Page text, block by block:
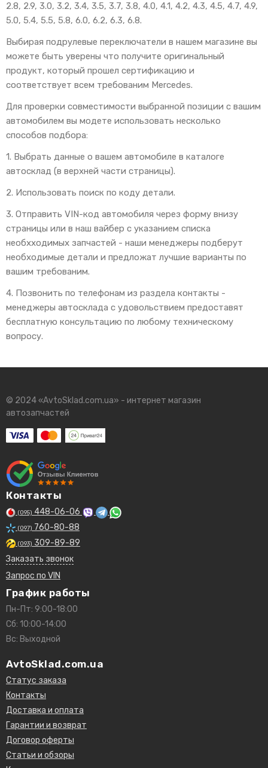
2.8, 2.9, 3.0, 3.2, 3.4, 3.5, 3.7, 3.8, 4.0, 4.1, 4.2, 4.3, 4.5, 4.7, 4.9,
5.0, 5.4, 5.5, 5.8, 6.0, 6.2, 6.3, 6.8.
Выбирая подрулевые переключатели в нашем магазине вы
можете быть уверены что получите оригинальный
продукт, который прошел сертификацию и
соответствует всем требованим Mercedes.
Для проверки совместимости выбранной позиции с вашим
автомобилем вы модете использовать несколько
способов подбора:
1. Выбрать данные о вашем автомобиле в каталоге
автосклад (в верхней части страницы).
2. Использовать поиск по коду детали.
3. Отправить VIN-код автомобиля через форму внизу
страницы или в наш вайбер с указанием списка
необхходимых запчастей - наши менеджеры подберут
необходимые детали и предложат лучшие варианты по
вашим требованим.
4. Позвонить по телефонам из раздела контакты -
менеджеры автосклада с удовольствием предоставят
бесплатную консультацию по любому техническому
вопросу.
© 2024 «AvtoSklad.com.ua» - интернет магазин
автозапчастей
Контакты
(095) 448-06-06
(097) 760-80-88
(093) 309-89-89
Заказать звонок
Запрос по VIN
График работы
Пн-Пт: 9:00-18:00
Сб: 10:00-14:00
Вс: Выходной
AvtoSklad.com.ua
Статус заказа
Контакты
Доставка и оплата
Гарантии и возврат
Договор оферты
Статьи и обзоры